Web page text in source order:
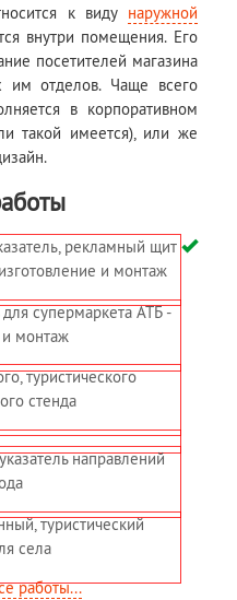
к виду наружной
внутри помещения. Его
посетителей магазина
им отделов. Чаще всего
в корпоративном
такой имеется), или же
работы...